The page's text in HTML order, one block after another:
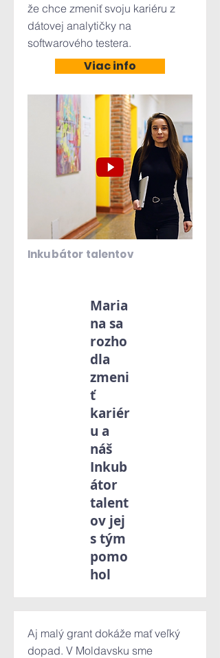
že chce zmeniť svoju kariéru z
dátovej analytičky na
softwarového testera.
Viac info
Inkubátor talentov
Maria
na sa
rozho
dla
zmeni
ť
kariér
u a
náš
Inkub
átor
talent
ov jej
s tým
pomo
hol
Aj malý grant dokáže mať veľký
dopad. V Moldavsku sme